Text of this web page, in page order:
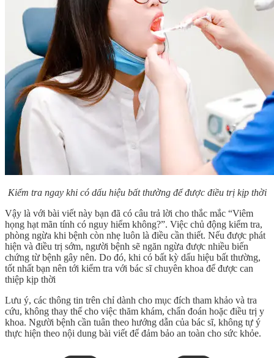
Kiểm tra ngay khi có dấu hiệu bất thường để được điều trị kịp thời
Vậy là với bài viết này bạn đã có câu trả lời cho thắc mắc “Viêm
họng hạt mãn tính có nguy hiểm không?”. Việc chủ động kiểm tra,
phòng ngừa khi bệnh còn nhẹ luôn là điều cần thiết. Nếu được phát
hiện và điều trị sớm, người bệnh sẽ ngăn ngừa được nhiều biến
chứng từ bệnh gây nên. Do đó, khi có bất kỳ dấu hiệu bất thường,
tốt nhất bạn nên tới kiểm tra với bác sĩ chuyên khoa để được can
thiệp kịp thời
Lưu ý, các thông tin trên chỉ dành cho mục đích tham khảo và tra
cứu, không thay thế cho việc thăm khám, chẩn đoán hoặc điều trị y
khoa. Người bệnh cần tuân theo hướng dẫn của bác sĩ, không tự ý
thực hiện theo nội dung bài viết để đảm bảo an toàn cho sức khỏe.